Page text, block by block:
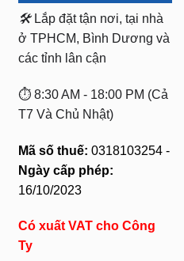
🛠️ Lắp đặt tận nơi, tại nhà
ở TPHCM, Bình Dương và
các tỉnh lân cận
⏱️ 8:30 AM - 18:00 PM (Cả
T7 Và Chủ Nhật)
Mã số thuế: 0318103254 -
Ngày cấp phép:
16/10/2023
Có xuất VAT cho Công
Ty